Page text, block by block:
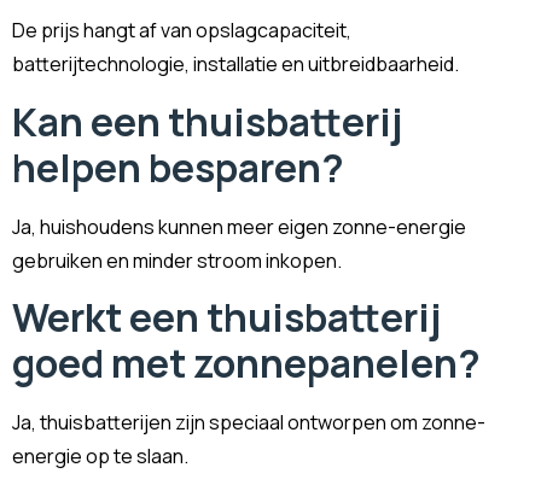
De prijs hangt af van opslagcapaciteit,
batterijtechnologie, installatie en uitbreidbaarheid.
Kan een thuisbatterij
helpen besparen?
Ja, huishoudens kunnen meer eigen zonne-energie
gebruiken en minder stroom inkopen.
Werkt een thuisbatterij
goed met zonnepanelen?
Ja, thuisbatterijen zijn speciaal ontworpen om zonne-
energie op te slaan.